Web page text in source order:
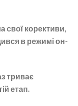
свої корективи,
в режимі он-
триває
етап.